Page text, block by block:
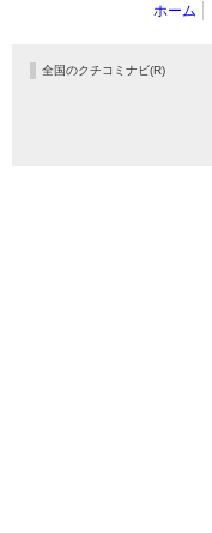
ホーム
全国のクチコミナビ(R)